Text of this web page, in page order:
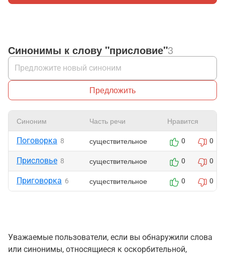
Синонимы к слову "присловие"3
Предложить
Синоним Часть речи Нравится
Поговорка 8 существительное 0 0
Присловье 8 существительное 0 0
Приговорка 6 существительное 0 0
Уважаемые пользователи, если вы обнаружили слова
или синонимы, относящиеся к оскорбительной,